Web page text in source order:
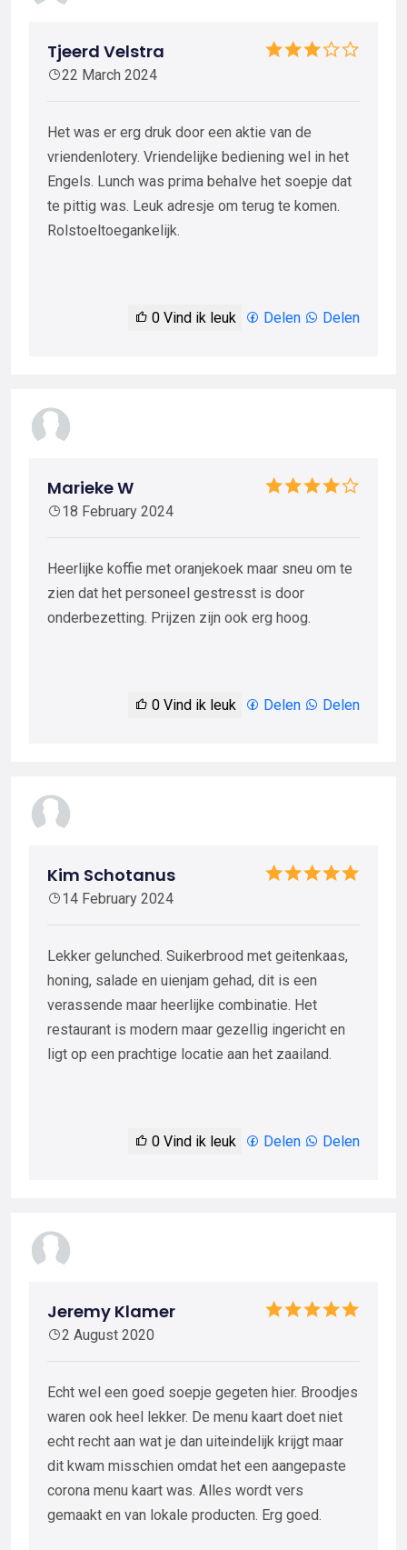
Tjeerd Velstra
22 March 2024
Het was er erg druk door een aktie van de
vriendenlotery. Vriendelijke bediening wel in het
Engels. Lunch was prima behalve het soepje dat
te pittig was. Leuk adresje om terug te komen.
Rolstoeltoegankelijk.
0 Vind ik leuk Delen Delen
Marieke W
18 February 2024
Heerlijke koffie met oranjekoek maar sneu om te
zien dat het personeel gestresst is door
onderbezetting. Prijzen zijn ook erg hoog.
0 Vind ik leuk Delen Delen
Kim Schotanus
14 February 2024
Lekker gelunched. Suikerbrood met geitenkaas,
honing, salade en uienjam gehad, dit is een
verassende maar heerlijke combinatie. Het
restaurant is modern maar gezellig ingericht en
ligt op een prachtige locatie aan het zaailand.
0 Vind ik leuk Delen Delen
Jeremy Klamer
2 August 2020
Echt wel een goed soepje gegeten hier. Broodjes
waren ook heel lekker. De menu kaart doet niet
echt recht aan wat je dan uiteindelijk krijgt maar
dit kwam misschien omdat het een aangepaste
corona menu kaart was. Alles wordt vers
gemaakt en van lokale producten. Erg goed.